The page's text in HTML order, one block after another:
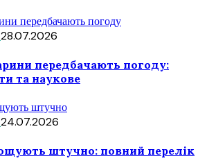
28.07.2026
передбачають погоду:
та наукове
24.07.2026
штучно: повний перелік